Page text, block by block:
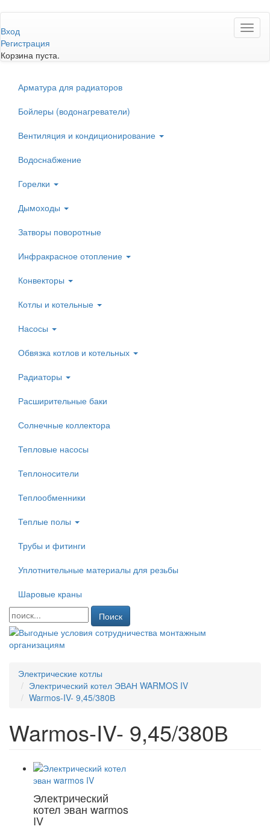
к
основному
содержанию
Вход
Регистрация
Корзина пуста.
Арматура для радиаторов
Бойлеры (водонагреватели)
Вентиляция и кондиционирование
Водоснабжение
Горелки
Дымоходы
Затворы поворотные
Инфракрасное отопление
Конвекторы
Котлы и котельные
Насосы
Обвязка котлов и котельных
Радиаторы
Расширительные баки
Солнечные коллектора
Тепловые насосы
Теплоносители
Теплообменники
Теплые полы
Трубы и фитинги
Уплотнительные материалы для резьбы
Шаровые краны
Поиск
Электрические котлы
Электрический котел ЭВАН WARMOS IV
Warmos-IV- 9,45/380В
Warmos-IV- 9,45/380В
Электрический
котел эван warmos
IV